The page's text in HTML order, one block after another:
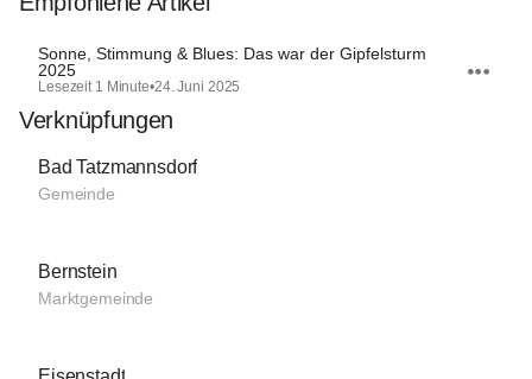
Sonne, Stimmung & Blues: Das war der Gipfelsturm
2025
Lesezeit 1 Minute•24. Juni 2025
Verknüpfungen
Bad Tatzmannsdorf
Gemeinde
Bernstein
Marktgemeinde